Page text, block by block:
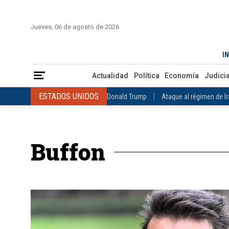
Jueves, 06 de agosto de 2026
Actualidad Política Economía Judicial
ESTADOS UNIDOS Donald Trump Ataque al régimen de
VENEZUELA Juicio contra Maduro Terremoto en
ESTADOS UNIDOS
INTERNACIONAL Raúl Castro José Luis Rodríguez Zapatero
COLOMBIA Elecciones Presidenciales en Colombia Gustavo
Buffon